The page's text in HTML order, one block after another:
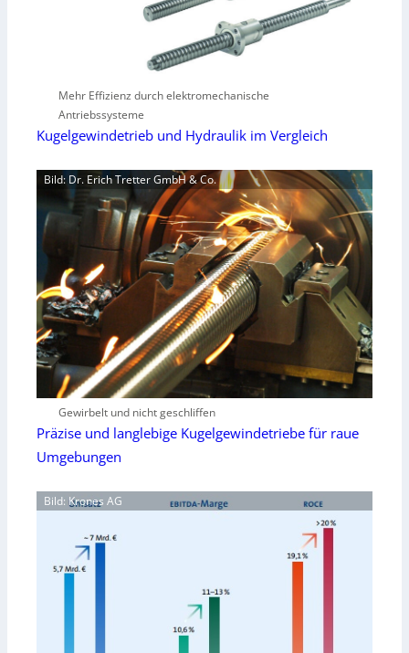
Mehr Effizienz durch elektromechanische
Antriebssysteme
Kugelgewindetrieb und Hydraulik im Vergleich
Bild: Dr. Erich Tretter GmbH & Co.
Gewirbelt und nicht geschliffen
Präzise und langlebige Kugelgewindetriebe für raue
Umgebungen
Bild: Krones AG